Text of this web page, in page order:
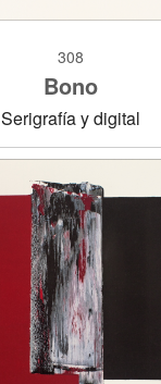
308
Bono
Serigrafía y digital